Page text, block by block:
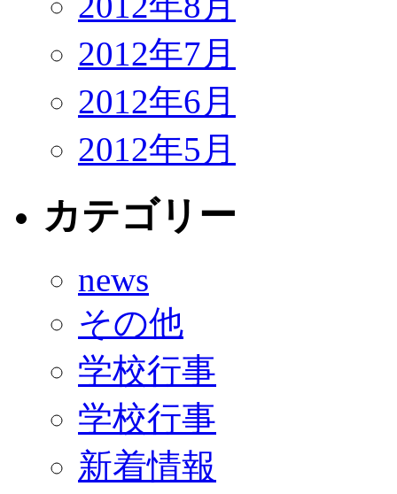
2012年7月
2012年6月
2012年5月
カテゴリー
news
その他
学校行事
学校行事
新着情報